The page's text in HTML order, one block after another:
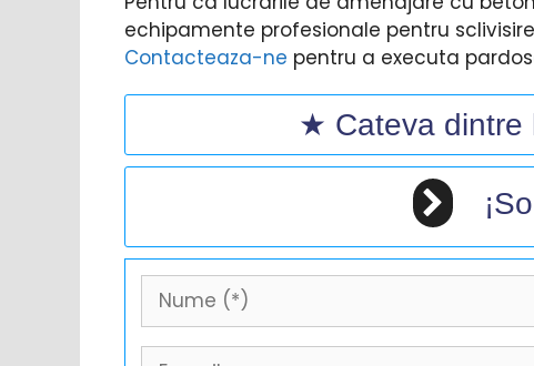
echipamente profesionale pentru
Contacteaza-ne pentru a executa
★ Cateva dintre